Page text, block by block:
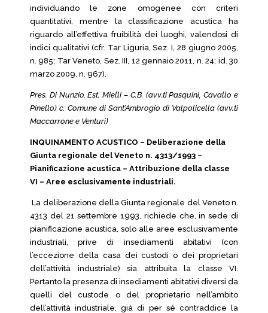
individuando le zone omogenee con criteri
quantitativi, mentre la classificazione acustica ha
riguardo all’effettiva fruibilità dei luoghi, valendosi di
indici qualitativi (cfr. Tar Liguria, Sez. I, 28 giugno 2005,
n. 985; Tar Veneto, Sez. III, 12 gennaio 2011, n. 24; id. 30
marzo 2009, n. 967).
Pres. Di Nunzio, Est. Mielli – C.B. (avv.ti Pasquini, Cavallo e
Pinello) c. Comune di Sant’Ambrogio di Valpolicella (avv.ti
Maccarrone e Venturi)
INQUINAMENTO ACUSTICO – Deliberazione della
Giunta regionale del Veneto n. 4313/1993 –
Pianificazione acustica – Attribuzione della classe
VI – Aree esclusivamente industriali.
La deliberazione della Giunta regionale del Veneto n.
4313 del 21 settembre 1993, richiede che, in sede di
pianificazione acustica, solo alle aree esclusivamente
industriali, prive di insediamenti abitativi (con
l’eccezione della casa dei custodi o dei proprietari
dell’attività industriale) sia attribuita la classe VI.
Pertanto la presenza di insediamenti abitativi diversi da
quelli del custode o del proprietario nell’ambito
dell’attività industriale, già di per sé contraddice la